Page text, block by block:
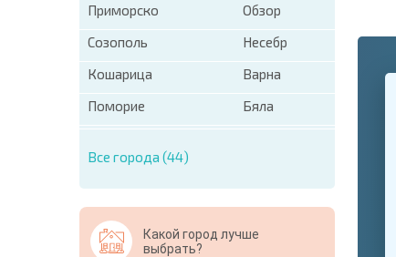
Приморско
Обзор
Созополь
Несебр
Кошарица
Варна
Поморие
Бяла
Все города (44)
Какой город лучше
выбрать?
United
+1
* Поля